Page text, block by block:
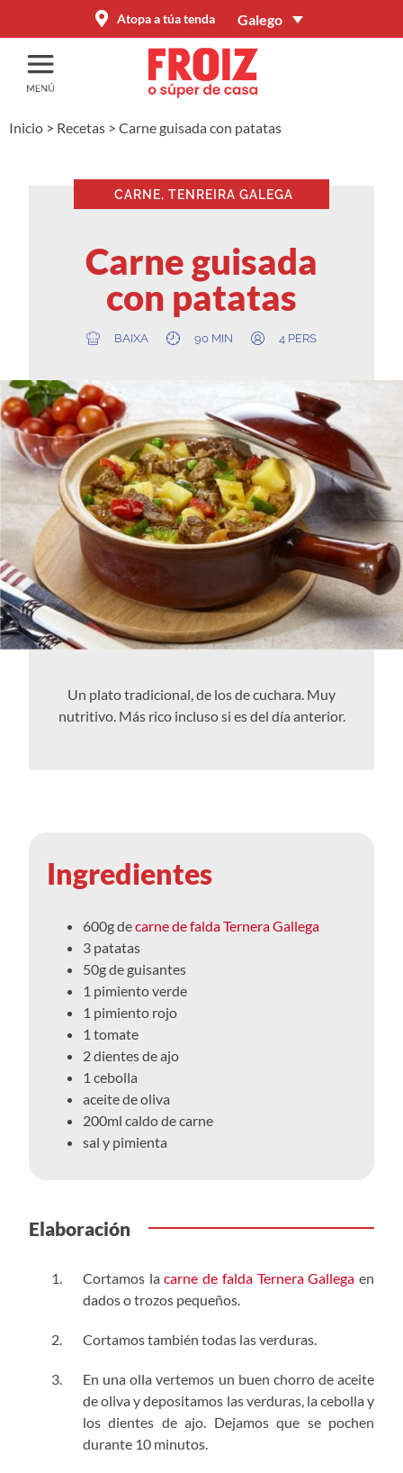
Atopa a túa tenda Galego
Inicio > Recetas > Carne guisada con patatas
CARNE, TENREIRA GALEGA
Carne guisada
con patatas
BAIXA 90 MIN 4 PERS
Un plato tradicional, de los de cuchara. Muy
nutritivo. Más rico incluso si es del día anterior.
Ingredientes
600g decarne de falda Ternera Gallega
3 patatas
50g de guisantes
1 pimiento verde
1 pimiento rojo
1 tomate
2 dientes de ajo
1 cebolla
aceite de oliva
200ml caldo de carne
sal y pimienta
Elaboración
Cortamos lacarne de falda Ternera Gallegaen
dados o trozos pequeños.
Cortamos también todas las verduras.
En una olla vertemos un buen chorro de aceite
de oliva y depositamos las verduras, la cebolla y
los dientes de ajo. Dejamos que se pochen
durante 10 minutos.